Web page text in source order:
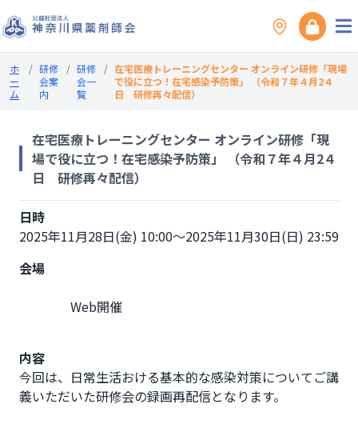
ホ
ー
ム
/ 研修
会案
内
/ 研修
会一
覧
/ 在宅医療トレーニングセンター オンライン研修「現場
で役に立つ！在宅感染予防策」 （令和７年４月2４
日 研修再々配信）
在宅医療トレーニングセンター オンライン研修「現
場で役に立つ！在宅感染予防策」 （令和７年４月2４
日 研修再々配信）
日時
2025年11月28日(金) 10:00～2025年11月30日(日) 23:59
会場
内容
今回は、日常生活おける基本的な感染対策についてご講
義いただいた研修会の録画再配信となります。